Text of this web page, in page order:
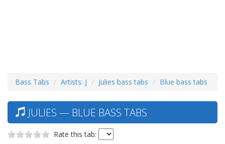
Bass Tabs Artists: J Julies bass tabs Blue bass tabs
JULIES — BLUE BASS TABS
Rate this tab: